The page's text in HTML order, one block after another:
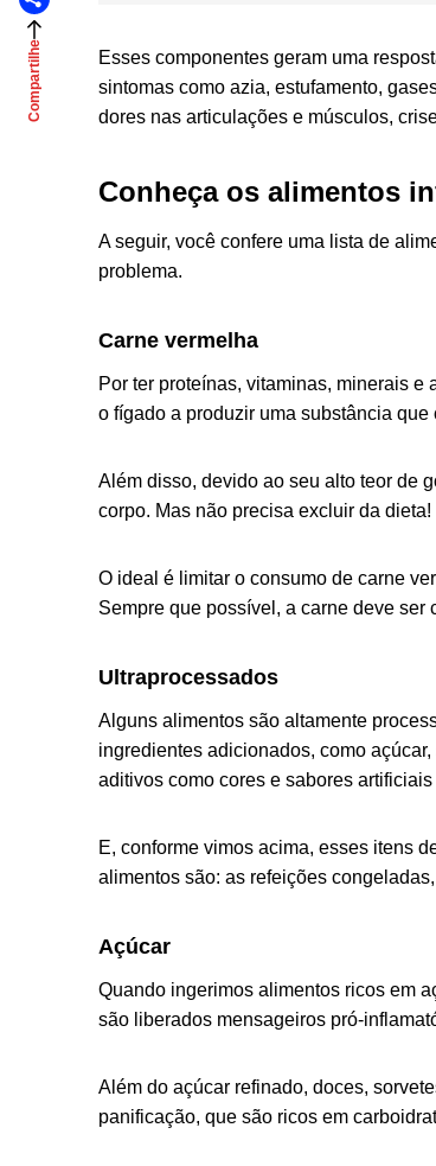
Compartilhe
Esses componentes geram uma
sintomas como azia, estufamento,
dores nas articulações e músculos,
Conheça os alimentos
A seguir, você confere uma lista de
problema.
Carne vermelha
Por ter proteínas, vitaminas, minerais
o fígado a produzir uma substância
Além disso, devido ao seu alto teor de
corpo. Mas não precisa excluir da dieta!
O ideal é limitar o consumo de carne
Sempre que possível, a carne deve
Ultraprocessados
Alguns alimentos são altamente
ingredientes adicionados, como
aditivos como cores e sabores
E, conforme vimos acima, esses itens
alimentos são: as refeições
Açúcar
Quando ingerimos alimentos ricos em
são liberados mensageiros pró-
Além do açúcar refinado, doces,
panificação, que são ricos em